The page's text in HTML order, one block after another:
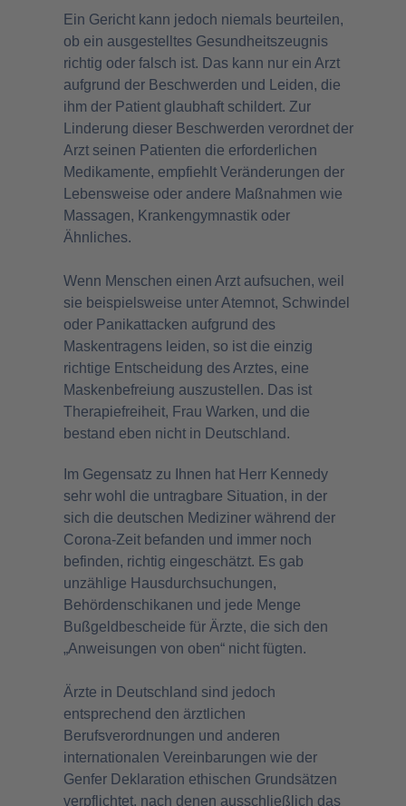
Ein Gericht kann jedoch niemals beurteilen,
ob ein ausgestelltes Gesundheitszeugnis
richtig oder falsch ist. Das kann nur ein Arzt
aufgrund der Beschwerden und Leiden, die
ihm der Patient glaubhaft schildert. Zur
Linderung dieser Beschwerden verordnet der
Arzt seinen Patienten die erforderlichen
Medikamente, empfiehlt Veränderungen der
Lebensweise oder andere Maßnahmen wie
Massagen, Krankengymnastik oder
Ähnliches.
Wenn Menschen einen Arzt aufsuchen, weil
sie beispielsweise unter Atemnot, Schwindel
oder Panikattacken aufgrund des
Maskentragens leiden, so ist die einzig
richtige Entscheidung des Arztes, eine
Maskenbefreiung auszustellen. Das ist
Therapiefreiheit, Frau Warken, und die
bestand eben nicht in Deutschland.
Im Gegensatz zu Ihnen hat Herr Kennedy
sehr wohl die untragbare Situation, in der
sich die deutschen Mediziner während der
Corona-Zeit befanden und immer noch
befinden, richtig eingeschätzt. Es gab
unzählige Hausdurchsuchungen,
Behördenschikanen und jede Menge
Bußgeldbescheide für Ärzte, die sich den
„Anweisungen von oben“ nicht fügten.
Ärzte in Deutschland sind jedoch
entsprechend den ärztlichen
Berufsverordnungen und anderen
internationalen Vereinbarungen wie der
Genfer Deklaration ethischen Grundsätzen
verpflichtet, nach denen ausschließlich das